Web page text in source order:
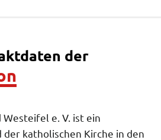
der
e. V. ist ein
katholischen Kirche in den